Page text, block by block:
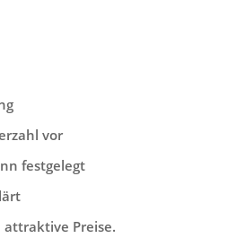
vor
festgelegt
attraktive Preise.